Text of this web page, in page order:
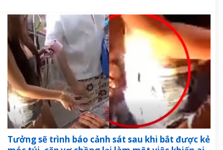
Tưởng sẽ trình báo cảnh sát sau khi bắt được kẻ